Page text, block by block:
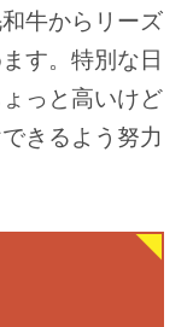
牛からリーズ
す。特別な日
っと高いけど
きるよう努力